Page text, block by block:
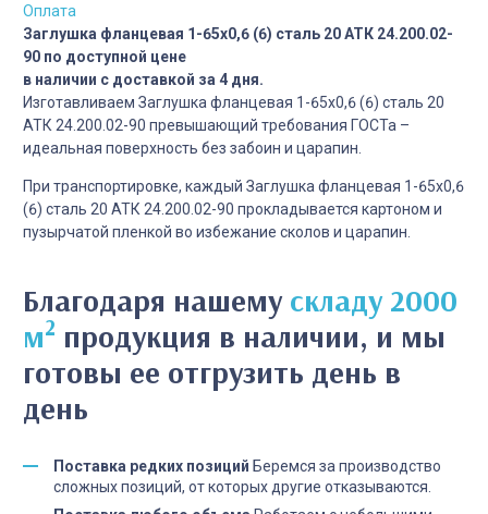
Оплата
Заглушка фланцевая 1-65х0,6 (6) сталь 20 АТК 24.200.02-
90 по доступной цене
в наличии с доставкой за 4 дня.
Изготавливаем Заглушка фланцевая 1-65х0,6 (6) сталь 20
АТК 24.200.02-90 превышающий требования ГОСТа –
идеальная поверхность без забоин и царапин.
При транспортировке, каждый Заглушка фланцевая 1-65х0,6
(6) сталь 20 АТК 24.200.02-90 прокладывается картоном и
пузырчатой пленкой во избежание сколов и царапин.
Благодаря нашему складу 2000
м2 продукция в наличии, и мы
готовы ее отгрузить день в
день
Поставка редких позиций Беремся за производство
сложных позиций, от которых другие отказываются.